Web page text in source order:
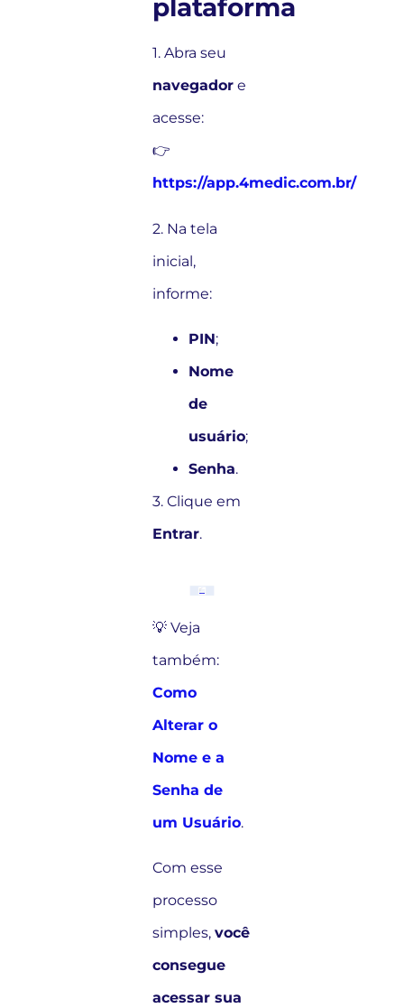
plataforma
1. Abra seu
navegador e
acesse:
👉
https://app.4medic.com.br/
2. Na tela
inicial,
informe:
PIN;
Nome
de
usuário;
Senha.
3. Clique em
Entrar.
💡 Veja
também:
Como
Alterar o
Nome e a
Senha de
um Usuário.
Com esse
processo
simples,você
consegue
acessar sua